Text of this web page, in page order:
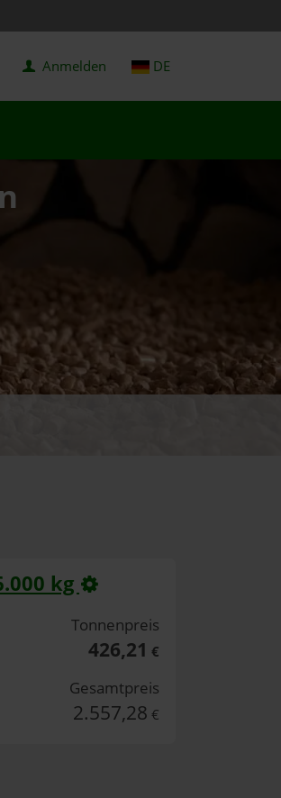
Anmelden DE
kg
Tonnenpreis
426,21 €
Gesamtpreis
2.557,28 €